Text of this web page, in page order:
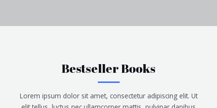
Bestseller Books
Lorem ipsum dolor sit amet, consectetur adipiscing elit. Ut